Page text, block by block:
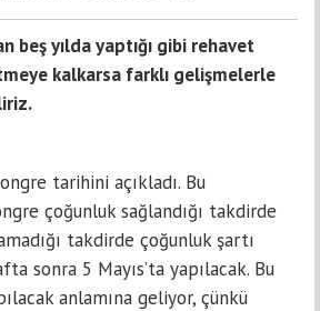
beş yılda yaptığı gibi rehavet
kalkarsa farklı gelişmelerle
tarihini açıkladı. Bu
çoğunluk sağlandığı takdirde
takdirde çoğunluk şartı
sonra 5 Mayıs’ta yapılacak. Bu
anlamına geliyor, çünkü